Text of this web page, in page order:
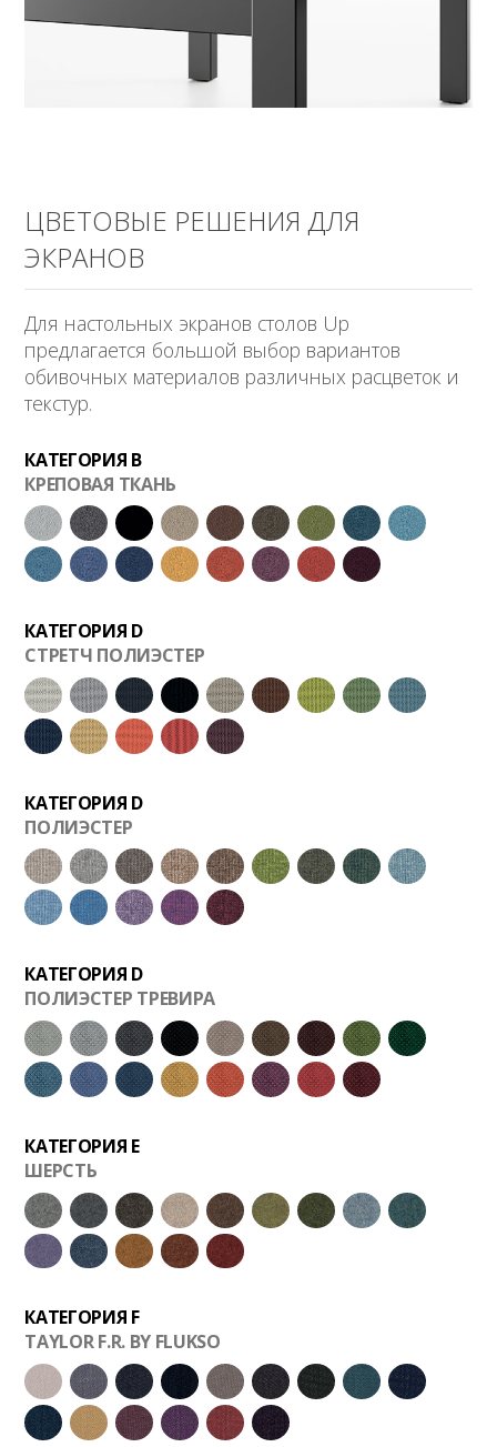
ЦВЕТОВЫЕ РЕШЕНИЯ ДЛЯ
ЭКРАНОВ
Для настольных экранов столов Up
предлагается большой выбор вариантов
обивочных материалов различных расцветок и
текстур.
КАТЕГОРИЯ B
КРЕПОВАЯ ТКАНЬ
КАТЕГОРИЯ D
СТРЕТЧ ПОЛИЭСТЕР
КАТЕГОРИЯ D
ПОЛИЭСТЕР
КАТЕГОРИЯ D
ПОЛИЭСТЕР ТРЕВИРА
КАТЕГОРИЯ E
ШЕРСТЬ
КАТЕГОРИЯ F
TAYLOR F.R. BY FLUKSO